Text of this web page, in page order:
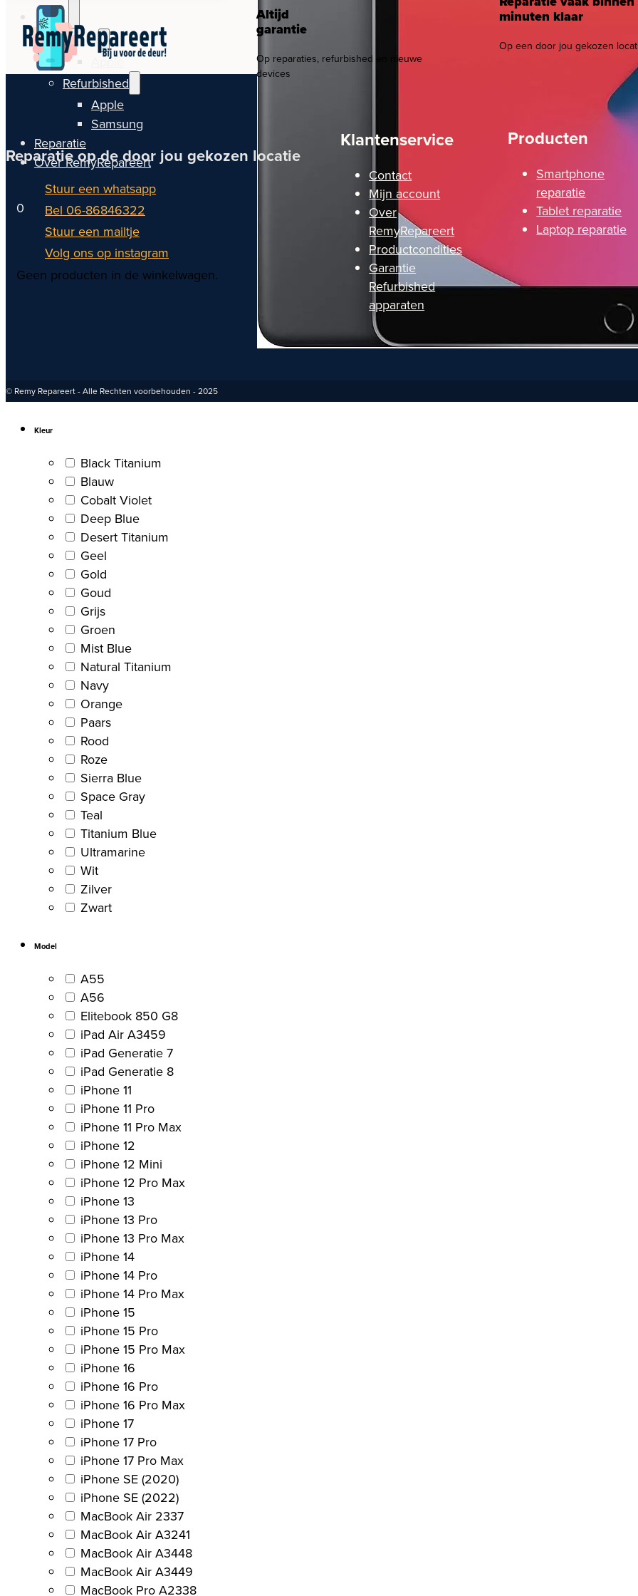
Watch
Nieuw
Apple
Refurbished
Apple
Samsung
Reparatie
Over RemyRepareert
0
Geen producten in de winkelwagen.
Altijd
garantie
Op reparaties, refurbished en nieuwe
devices
minuten klaar
Op een door jou gekozen
Reparatie op de door jou gekozen locatie
Stuur een whatsapp
Bel 06-86846322
Stuur een mailtje
Volg ons op instagram
Klantenservice
Contact
Mijn account
Over
RemyRepareert
Productcondities
Garantie
Refurbished
apparaten
Producten
Smartphone
reparatie
Tablet reparatie
Laptop reparatie
© Remy Repareert - Alle Rechten voorbehouden - 2025
Kleur
Black Titanium
Blauw
Cobalt Violet
Deep Blue
Desert Titanium
Geel
Gold
Goud
Grijs
Groen
Mist Blue
Natural Titanium
Navy
Orange
Paars
Rood
Roze
Sierra Blue
Space Gray
Teal
Titanium Blue
Ultramarine
Wit
Zilver
Zwart
Model
A55
A56
Elitebook 850 G8
iPad Air A3459
iPad Generatie 7
iPad Generatie 8
iPhone 11
iPhone 11 Pro
iPhone 11 Pro Max
iPhone 12
iPhone 12 Mini
iPhone 12 Pro Max
iPhone 13
iPhone 13 Pro
iPhone 13 Pro Max
iPhone 14
iPhone 14 Pro
iPhone 14 Pro Max
iPhone 15
iPhone 15 Pro
iPhone 15 Pro Max
iPhone 16
iPhone 16 Pro
iPhone 16 Pro Max
iPhone 17
iPhone 17 Pro
iPhone 17 Pro Max
iPhone SE (2020)
iPhone SE (2022)
MacBook Air 2337
MacBook Air A3241
MacBook Air A3448
MacBook Air A3449
MacBook Pro A2338